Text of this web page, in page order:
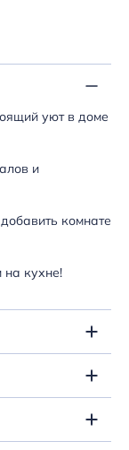
уют в доме
и
комнате
на кухне!